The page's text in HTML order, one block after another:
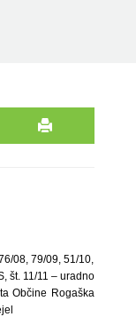
08, 79/09, 51/10,
št. 11/11 – uradno
Občine Rogaška